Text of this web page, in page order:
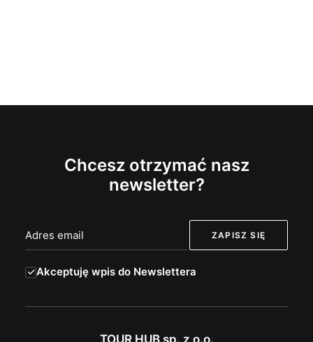
Chcesz otrzymać nasz
newsletter?
Akceptuję wpis do Newslettera
TOUR HUB sp. z o.o.